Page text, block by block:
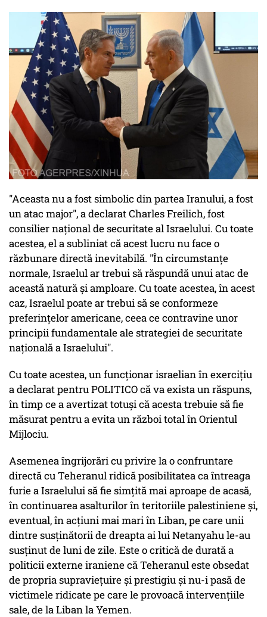
"Aceasta nu a fost simbolic din partea Iranului, a fost
un atac major", a declarat Charles Freilich, fost
consilier național de securitate al Israelului. Cu toate
acestea, el a subliniat că acest lucru nu face o
răzbunare directă inevitabilă. "În circumstanțe
normale, Israelul ar trebui să răspundă unui atac de
această natură și amploare. Cu toate acestea, în acest
caz, Israelul poate ar trebui să se conformeze
preferințelor americane, ceea ce contravine unor
principii fundamentale ale strategiei de securitate
națională a Israelului".
Cu toate acestea, un funcționar israelian în exercițiu
a declarat pentru POLITICO că va exista un răspuns,
în timp ce a avertizat totuși că acesta trebuie să fie
măsurat pentru a evita un război total în Orientul
Mijlociu.
Asemenea îngrijorări cu privire la o confruntare
directă cu Teheranul ridică posibilitatea ca întreaga
furie a Israelului să fie simțită mai aproape de acasă,
în continuarea asalturilor în teritoriile palestiniene și,
eventual, în acțiuni mai mari în Liban, pe care unii
dintre susținătorii de dreapta ai lui Netanyahu le-au
susținut de luni de zile. Este o critică de durată a
politicii externe iraniene că Teheranul este obsedat
de propria supraviețuire și prestigiu și nu-i pasă de
victimele ridicate pe care le provoacă intervențiile
sale, de la Liban la Yemen.